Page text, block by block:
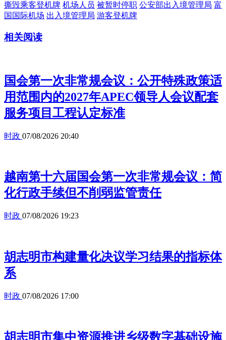
撕毁乘客登机牌 机场人员 被暂时停职 公安部出入境管理局 富
国国际机场 出入境管理局 游客登机牌
相关阅读
国会第一次非常规会议：公开特殊政策适
用范围内的2027年APEC领导人会议配套
服务项目工程认定标准
时政 07/08/2026 20:40
越南第十六届国会第一次非常规会议：简
化行政手续但不削弱监管责任
时政 07/08/2026 19:23
胡志明市构建量化决议学习结果的指标体
系
时政 07/08/2026 17:00
胡志明市集中资源推进乡级数字基础设施